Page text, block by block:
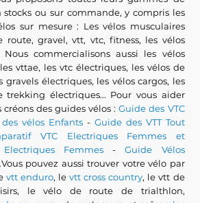
stocks ou sur commande, y compris les
sur mesure : Les vélos musculaires
route, gravel, vtt, vtc, fitness, les vélos
commercialisons aussi les vélos
vttae, les vtc électriques, les vélos de
gravels électriques, les vélos cargos, les
électriques... Pour vous aider
créons des guides vélos :Guide des VTC
vélos Enfants - Guide des VTT Tout
VTC Electriques Femmes et
Electriques Femmes -Guide Vélos
pouvez aussi trouver votre vélo par
vtt enduro, levtt cross country, le vtt de
le vélo de route de trialthlon,